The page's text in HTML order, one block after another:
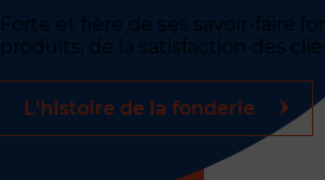
Forte et fière de ses savoir-faire
produits, de la satisfaction des
L'histoire de la fonderie